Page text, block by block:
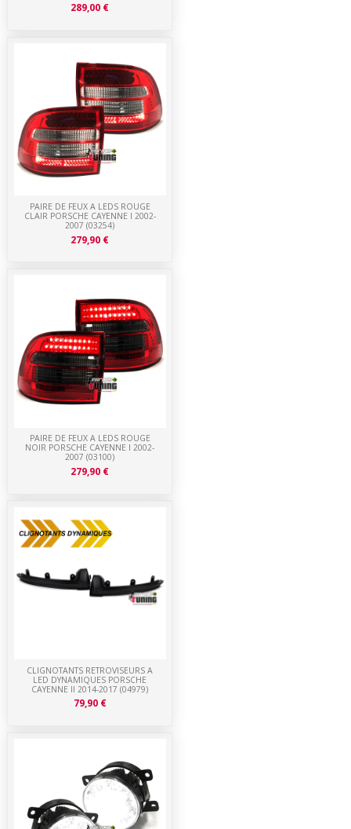
CLIGNOTANTS RETROVISEURS A
LED DYNAMIQUES PORSCHE
CAYENNE II 2014-2017 (04979)
79,90 €
PAIRE DE FEUX A LEDS ROUGE
NOIR PORSCHE CAYENNE I 2002-
2007 (03100)
279,90 €
PAIRE DE FEUX A LEDS ROUGE
CLAIR PORSCHE CAYENNE I 2002-
2007 (03254)
279,90 €
289,00 €